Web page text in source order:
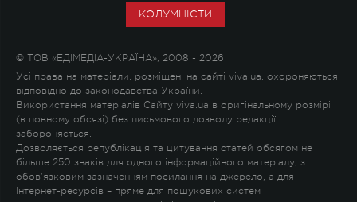
КОЛУМНІСТИ
© ТОВ «ЕДІМЕДІА-УКРАЇНА», 2008 - 2026
Усі права на матеріали, розміщені на сайті viva.ua, охороняються
відповідно до законодавства України.
Використання матеріалів Сайту viva.ua в оригінальному розмірі
(в повному обсязі) без письмового дозволу редакції
забороняється.
Дозволяється републікація та цитування статей обсягом не
більше 250 знаків для одного інформаційного матеріалу, з
обов'язковим зазначенням посилання на джерело, а для
Інтернет-ресурсів – пряме для пошукових систем